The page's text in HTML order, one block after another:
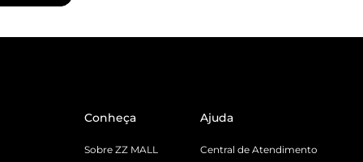
Conheça
Sobre ZZ MALL
Ajuda
Central de Atendimento